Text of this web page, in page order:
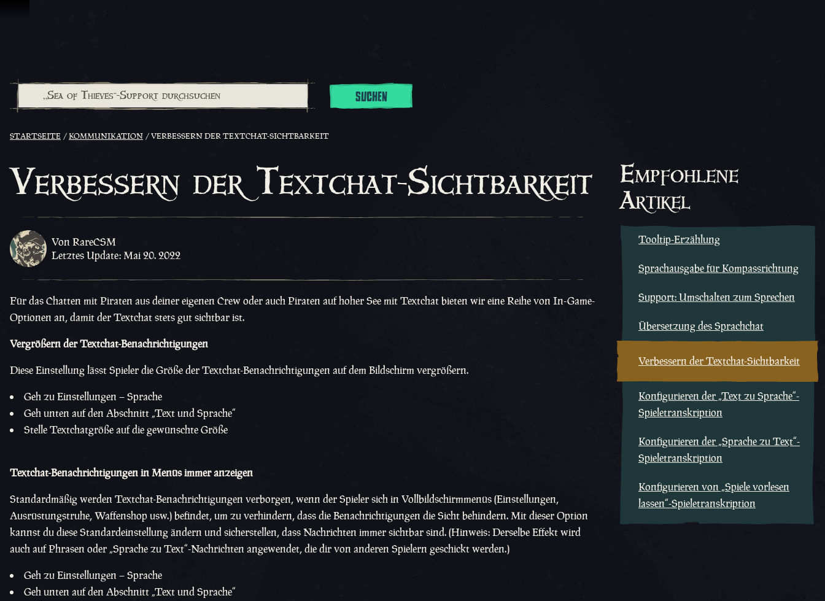
SUCHEN
STARTSEITE KOMMUNIKATION VERBESSERN DER TEXTCHAT-SICHTBARKEIT
Verbessern der Textchat-Sichtbarkeit
Von RareCSM
Letztes Update: Mai 20. 2022
Für das Chatten mit Piraten aus deiner eigenen Crew oder auch Piraten auf hoher See mit Textchat bieten wir eine Reihe von In-Game-
Optionen an, damit der Textchat stets gut sichtbar ist.
Vergrößern der Textchat-Benachrichtigungen
Diese Einstellung lässt Spieler die Größe der Textchat-Benachrichtigungen auf dem Bildschirm vergrößern.
Geh zu Einstellungen – Sprache
Geh unten auf den Abschnitt „Text und Sprache“
Stelle Textchatgröße auf die gewünschte Größe
Textchat-Benachrichtigungen in Menüs immer anzeigen
Standardmäßig werden Textchat-Benachrichtigungen verborgen, wenn der Spieler sich in Vollbildschirmmenüs (Einstellungen,
Ausrüstungstruhe, Waffenshop usw.) befindet, um zu verhindern, dass die Benachrichtigungen die Sicht behindern. Mit dieser Option
kannst du diese Standardeinstellung ändern und sicherstellen, dass Nachrichten immer sichtbar sind. (Hinweis: Derselbe Effekt wird
auch auf Phrasen oder „Sprache zu Text“-Nachrichten angewendet, die dir von anderen Spielern geschickt werden.)
Geh zu Einstellungen – Sprache
Geh unten auf den Abschnitt „Text und Sprache“
Empfohlene
Artikel
Tooltip-Erzählung
Sprachausgabe für Kompassrichtung
Support: Umschalten zum Sprechen
Übersetzung des Sprachchat
Verbessern der Textchat-Sichtbarkeit
Konfigurieren der „Text zu Sprache“-
Spieletranskription
Konfigurieren der „Sprache zu Text“-
Spieletranskription
Konfigurieren von „Spiele vorlesen
lassen“-Spieletranskription